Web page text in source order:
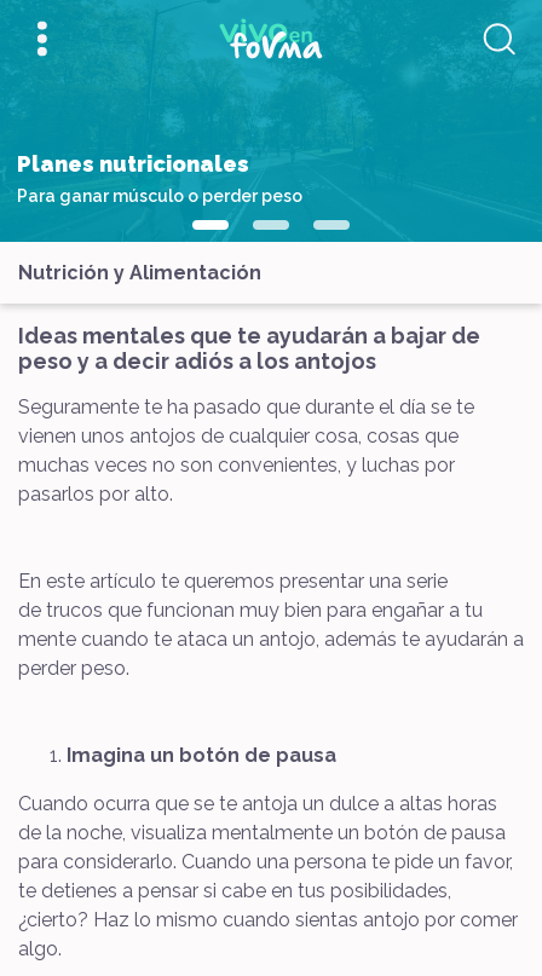
Planes nutricionales
Para ganar músculo o perder peso
Nutrición y Alimentación
Ideas mentales que te ayudarán a bajar de
peso y a decir adiós a los antojos
Seguramente te ha pasado que durante el día se te
vienen unos antojos de cualquier cosa, cosas que
muchas veces no son convenientes, y luchas por
pasarlos por alto.
En este artículo te queremos presentar una serie
de trucos que funcionan muy bien para engañar a tu
mente cuando te ataca un antojo, además te ayudarán a
perder peso.
Imagina un botón de pausa
Cuando ocurra que se te antoja un dulce a altas horas
de la noche, visualiza mentalmente un botón de pausa
para considerarlo. Cuando una persona te pide un favor,
te detienes a pensar si cabe en tus posibilidades,
¿cierto? Haz lo mismo cuando sientas antojo por comer
algo.